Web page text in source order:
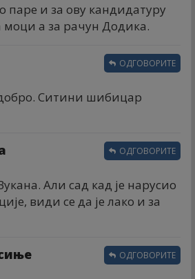
паре и за ову кандидатуру
моци а за рачун Додика.
Ситини шибицар
ОДГОВОРИТЕ
Али сад кад је нарусио
види се да је лако и за
ОДГОВОРИТЕ
ОДГОВОРИТЕ